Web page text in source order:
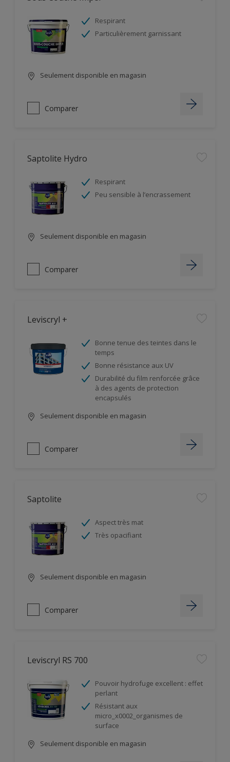
Respirant
Particulièrement garnissant
Seulement disponible en magasin
Comparer
Saptolite Hydro
Respirant
Peu sensible à l’encrassement
Seulement disponible en magasin
Comparer
Leviscryl +
Bonne tenue des teintes dans le
temps
Bonne résistance aux UV
Durabilité du film renforcée grâce
à des agents de protection
encapsulés
Seulement disponible en magasin
Comparer
Saptolite
Aspect très mat
Très opacifiant
Seulement disponible en magasin
Comparer
Leviscryl RS 700
Pouvoir hydrofuge excellent : effet
perlant
Résistant aux
micro_x0002_organismes de
surface
Seulement disponible en magasin